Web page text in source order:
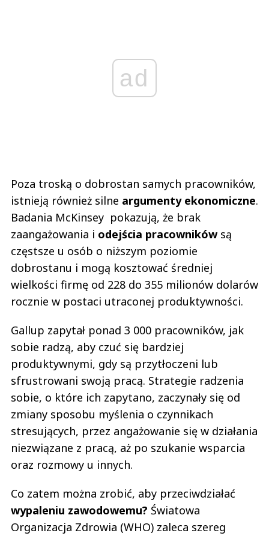
ad
Poza troską o dobrostan samych pracowników,
istnieją również silne argumenty ekonomiczne.
Badania McKinsey pokazują, że brak
zaangażowania i odejścia pracownikówsą
częstsze u osób o niższym poziomie
dobrostanu i mogą kosztować średniej
wielkości firmę od 228 do 355 milionów dolarów
rocznie w postaci utraconej produktywności.
Gallup zapytał ponad 3 000 pracowników, jak
sobie radzą, aby czuć się bardziej
produktywnymi, gdy są przytłoczeni lub
sfrustrowani swoją pracą. Strategie radzenia
sobie, o które ich zapytano, zaczynały się od
zmiany sposobu myślenia o czynnikach
stresujących, przez angażowanie się w działania
niezwiązane z pracą, aż po szukanie wsparcia
oraz rozmowy u innych.
Co zatem można zrobić, aby przeciwdziałać
wypaleniu zawodowemu? Światowa
Organizacja Zdrowia (WHO) zaleca szereg